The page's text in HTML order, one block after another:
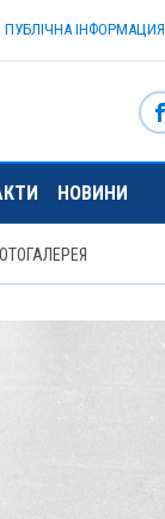
ПУБЛІЧНА ІНФОРМАЦИЯ
НОВИНИ